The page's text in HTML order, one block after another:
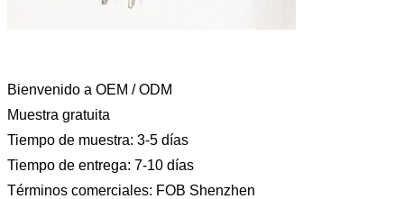
Bienvenido a OEM / ODM
Muestra gratuita
Tiempo de muestra: 3-5 días
Tiempo de entrega: 7-10 días
Términos comerciales: FOB Shenzhen